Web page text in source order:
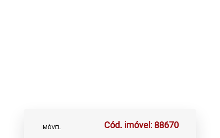
IMÓVEL Cód. imóvel: 88670